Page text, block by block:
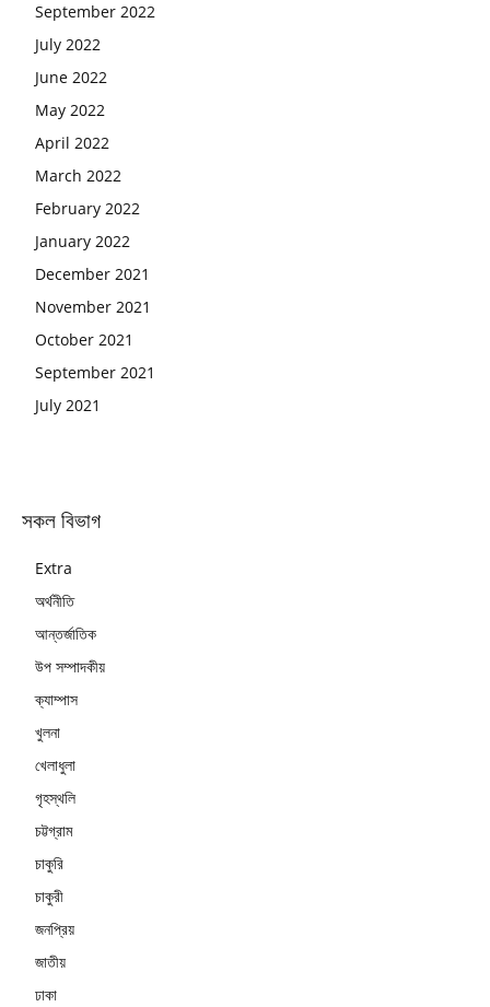
September 2022
July 2022
June 2022
May 2022
April 2022
March 2022
February 2022
January 2022
December 2021
November 2021
October 2021
September 2021
July 2021
সকল বিভাগ
Extra
অর্থনীতি
আন্তর্জাতিক
উপ সম্পাদকীয়
ক্যাম্পাস
খুলনা
খেলাধুলা
গৃহস্থলি
চট্টগ্রাম
চাকুরি
চাকুরী
জনপ্রিয়
জাতীয়
ঢাকা